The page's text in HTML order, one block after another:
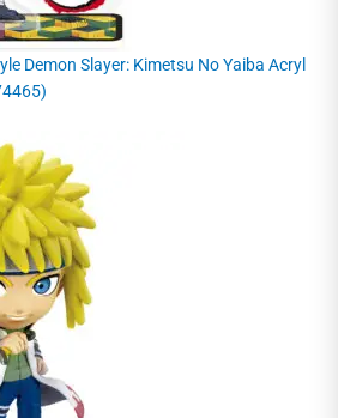
Demon Slayer: Kimetsu No Yaiba Acryl